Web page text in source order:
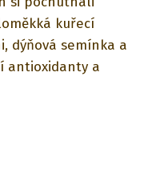
kuřecí
dýňová semínka a
antioxidanty a